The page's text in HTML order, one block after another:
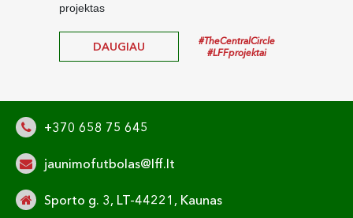
projektas
DAUGIAU
#TheCentralCircle
#LFFprojektai
+370 658 75 645
jaunimofutbolas@lff.lt
Sporto g. 3, LT-44221, Kaunas